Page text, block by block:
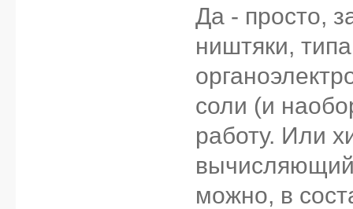
Да - просто,
ништяки,
соли (и
работу. Или
вычисляющий
можно, в